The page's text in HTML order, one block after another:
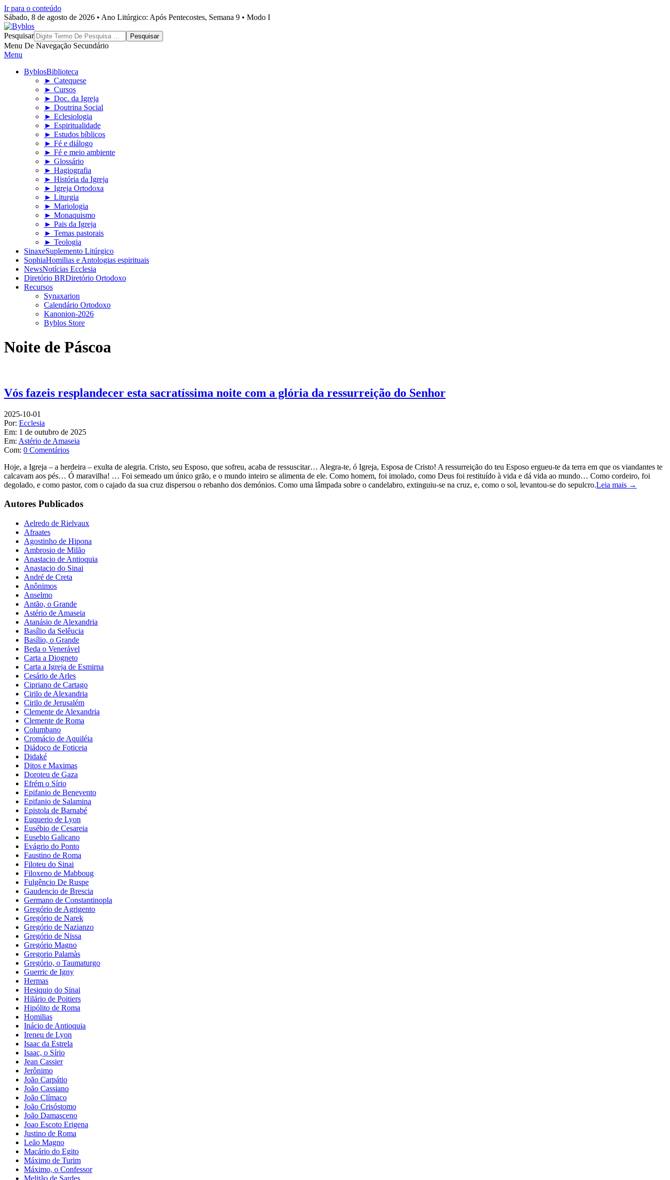
Ir para o conteúdo
Sábado, 8 de agosto de 2026 • Ano Litúrgico: Após Pentecostes, Semana 9 • Modo I
Byblos
Pesquisar
Menu De Navegação Secundário
Menu
ByblosBiblioteca
► Catequese
► Cursos
► Doc. da Igreja
► Doutrina Social
► Eclesiologia
► Espiritualidade
► Estudos bíblicos
► Fé e diálogo
► Fé e meio ambiente
► Glossário
► Hagiografia
► História da Igreja
► Igreja Ortodoxa
► Liturgia
► Mariologia
► Monaquismo
► Pais da Igreja
► Temas pastorais
► Teologia
SinaxeSuplemento Litúrgico
SophiaHomilias e Antologias espirituais
NewsNotícias Ecclesia
Diretório BRDiretório Ortodoxo
Recursos
Synaxarion
Calendário Ortodoxo
Kanonion-2026
Byblos Store
Noite de Páscoa
Vós fazeis resplandecer esta sacratíssima noite com a glória da ressurreição do Senhor
2025-10-01
Por: Ecclesia
Em: 1 de outubro de 2025
Em: Astério de Amaseia
Com: 0 Comentários
Hoje, a Igreja – a herdeira – exulta de alegria. Cristo, seu Esposo, que sofreu, acaba de ressuscitar… Alegra-te, ó Igreja, Esposa de Cristo! A ressurreição do teu Esposo ergueu-te da terra em que os viandantes te
calcavam aos pés… Ó maravilha! … Foi semeado um único grão, e o mundo inteiro se alimenta de ele. Como homem, foi imolado, como Deus foi restituído à vida e dá vida ao mundo… Como cordeiro, foi
degolado, e como pastor, com o cajado da sua cruz dispersou o rebanho dos demónios. Como uma lâmpada sobre o candelabro, extinguiu-se na cruz, e, como o sol, levantou-se do sepulcro.Leia mais →
Autores Publicados
Aelredo de Rielvaux
Afraates
Agostinho de Hipona
Ambrosio de Milão
Anastacio de Antioquia
Anastacio do Sinai
André de Creta
Anônimos
Anselmo
Antão, o Grande
Astério de Amaseia
Atanásio de Alexandria
Basílio da Selêucia
Basílio, o Grande
Beda o Venerável
Carta a Diogneto
Carta a Igreja de Esmirna
Cesário de Arles
Cipriano de Cartago
Cirilo de Alexandria
Cirilo de Jerusalém
Clemente de Alexandria
Clemente de Roma
Columbano
Cromácio de Aquiléia
Diádoco de Foticeia
Didaké
Ditos e Maximas
Doroteu de Gaza
Efrém o Sírio
Epifanio de Benevento
Epifanio de Salamina
Epistola de Barnabé
Euquerio de Lyon
Eusébio de Cesareia
Eusebio Galicano
Evágrio do Ponto
Faustino de Roma
Filoteu do Sinai
Filoxeno de Mabboug
Fulgêncio De Ruspe
Gaudencio de Brescia
Germano de Constantinopla
Gregório de Agrigento
Gregório de Narek
Gregório de Nazianzo
Gregório de Nissa
Gregório Magno
Gregorio Palamàs
Gregório, o Taumaturgo
Guerric de Igny
Hermas
Hesiquio do Sinai
Hilário de Poitiers
Hipólito de Roma
Homilias
Inácio de Antioquia
Ireneu de Lyon
Isaac da Estrela
Isaac, o Sírio
Jean Cassier
Jerônimo
João Carpátio
João Cassiano
João Clímaco
João Crisóstomo
João Damasceno
Joao Escoto Erigena
Justino de Roma
Leão Magno
Macário do Egito
Máximo de Turim
Máximo, o Confessor